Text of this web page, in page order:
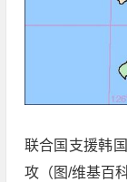
联合国支援韩
攻（图/维基百科